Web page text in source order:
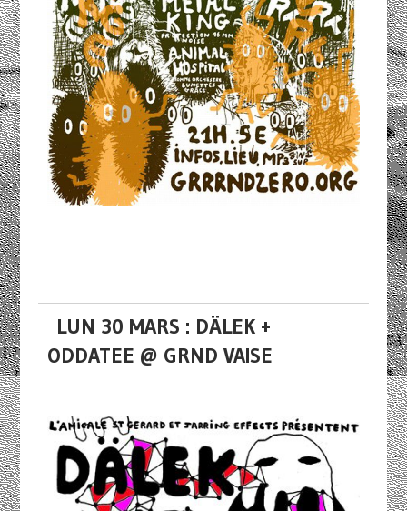
LUN 30 MARS : DÄLEK +
ODDATEE @ GRND VAISE